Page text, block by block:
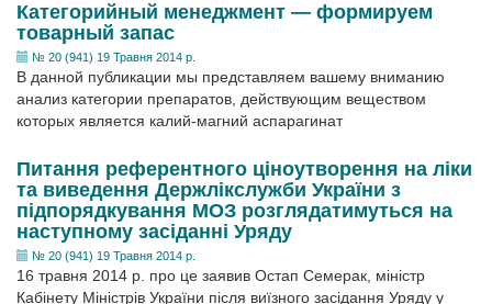
Категорийный менеджмент — формируем
товарный запас
№ 20 (941) 19 Травня 2014 р.
В данной публикации мы представляем вашему вниманию
анализ категории препаратов, действующим веществом
которых является калий-магний аспарагинат
Питання референтного ціноутворення на ліки
та виведення Держлікслужби України з
підпорядкування МОЗ розглядатимуться на
наступному засіданні Уряду
№ 20 (941) 19 Травня 2014 р.
16 травня 2014 р. про це заявив Остап Семерак, міністр
Кабінету Міністрів України після виїзного засідання Уряду у